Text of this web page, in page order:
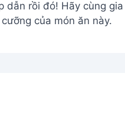
dẫn rồi đó! Hãy cùng gia
của món ăn này.